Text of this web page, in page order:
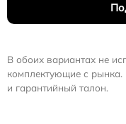
В обоих вариантах не
комплектующие с
и гарантийный талон.